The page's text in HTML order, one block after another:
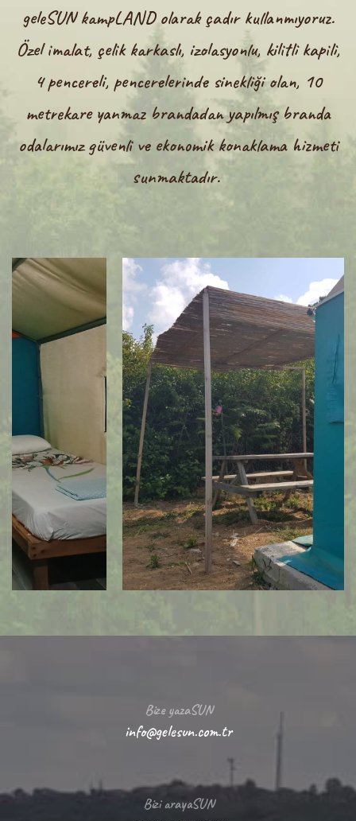
geleSUN kampLANDolarak çadır kullanmıyoruz.
Özel imalat, çelik karkaslı, izolasyonlu, kilitli kapili,
4 pencereli, pencerelerinde sinekliği olan, 10
metrekare yanmaz brandadan yapılmış branda
odalarımız güvenli ve ekonomik konaklama hizmeti
sunmaktadır.
Bize yazaSUN
info@gelesun.com.tr
Bizi arayaSUN